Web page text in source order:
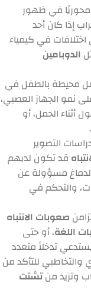
محوريًا في ظهور
إذا كان أحد
اختلافات في كيمياء
الدوبامين
محيطة بالطفل في
نمو الجهاز العصبي،
أثناء الحمل، أو
التصوير
قد تكون لديهم
مسؤولة عن
والتحكم في
صعوبات الانتباه
اللغة، أو حتى
تدخلاً متعدد
للتأكد من
وتزيد منتشتت